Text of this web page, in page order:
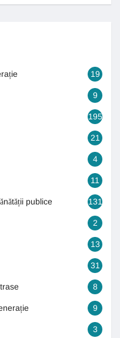
19
9
195
21
4
11
publice 131
2
13
31
8
9
3